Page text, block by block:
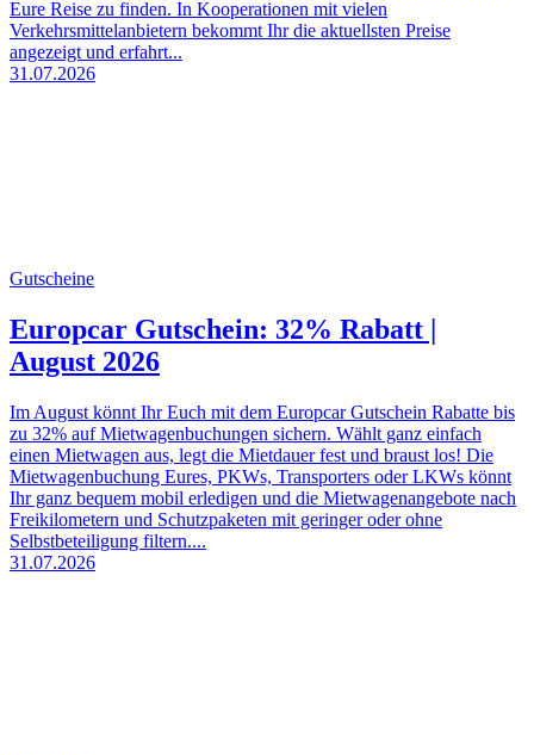
Eure Reise zu finden. In Kooperationen mit vielen
Verkehrsmittelanbietern bekommt Ihr die aktuellsten Preise
angezeigt und erfahrt...
31.07.2026
Gutscheine
Europcar Gutschein: 32% Rabatt |
August 2026
Im August könnt Ihr Euch mit dem Europcar Gutschein Rabatte bis
zu 32% auf Mietwagenbuchungen sichern. Wählt ganz einfach
einen Mietwagen aus, legt die Mietdauer fest und braust los! Die
Mietwagenbuchung Eures, PKWs, Transporters oder LKWs könnt
Ihr ganz bequem mobil erledigen und die Mietwagenangebote nach
Freikilometern und Schutzpaketen mit geringer oder ohne
Selbstbeteiligung filtern....
31.07.2026